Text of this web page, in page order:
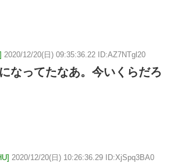
2020/12/20(日) 09:35:36.22 ID:AZ7NTgl20
なってたなあ。今いくらだろ
2020/12/20(日) 10:26:36.29 ID:XjSpq3BA0